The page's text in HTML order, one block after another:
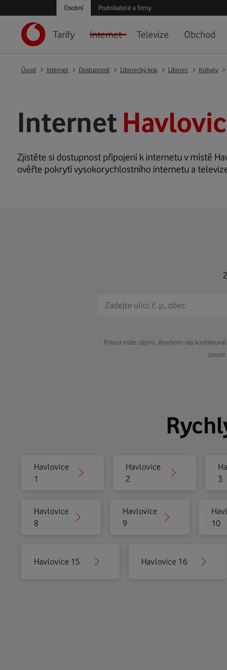
Osobní Podnikatelé a firmy
Tarify Internet Televize Obchod
Úvod Internet Dostupnost Liberecký kraj Liberec Kobyly
Internet
Zjistěte si dostupnost připojení k internetu v místě
ověřte pokrytí vysokorychlostního internetu a
Pokud máte zájem, abychom vás
Havlovice
1
Havlovice
2
3
Havlovice
8
Havlovice
9
10
Havlovice 15 Havlovice 16